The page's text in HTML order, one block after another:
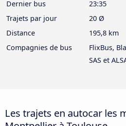
Dernier bus
23:35
Trajets par jour
20 Ø
Distance
195,8 km
Compagnies de bus
FlixBus,
SAS et
Les trajets en autocar les